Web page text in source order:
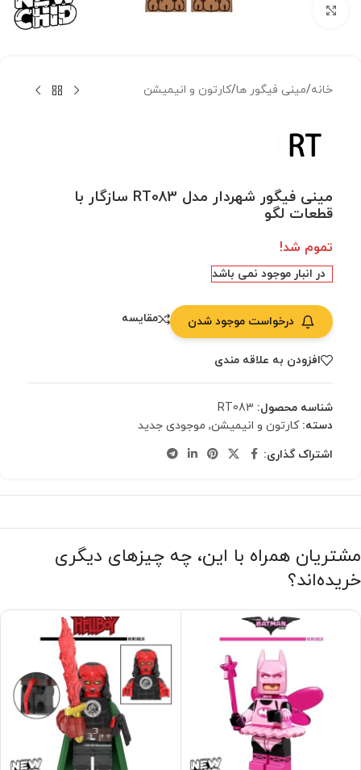
خانه/مینی فیگور ها/کارتون و انیمیشن
مینی فیگور شهردار مدل RT083 سازگار با
قطعات لگو
تموم شد!
در انبار موجود نمی باشد
درخواست موجود شدن مقایسه
افزودن به علاقه مندی
شناسه محصول: RT083
دسته: کارتون و انیمیشن, موجودی جدید
اشتراک گذاری:
مشتریان همراه با این، چه چیزهای دیگری
خریده‌اند؟